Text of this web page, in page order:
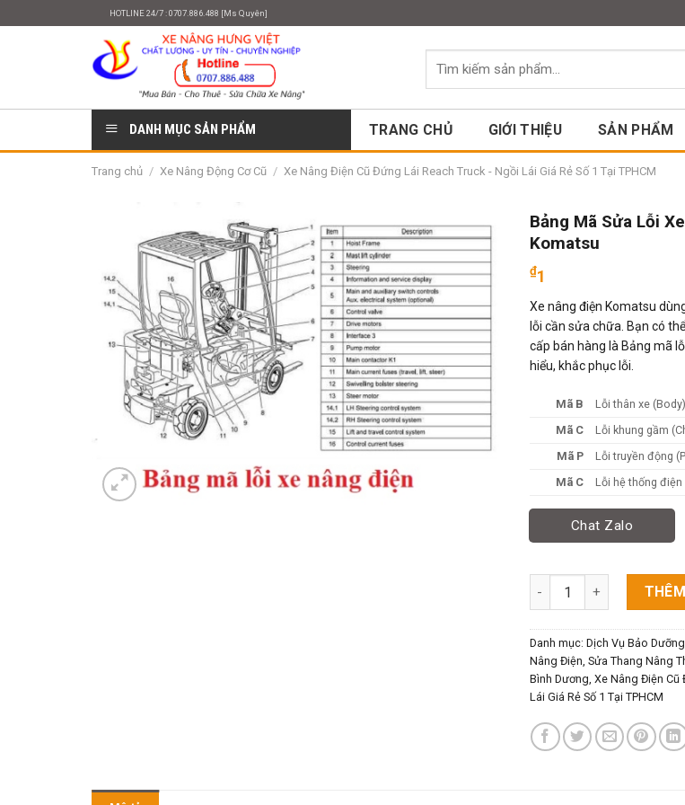
HOTLINE 24/7 : 0707.886.488 [Ms Quyên]
Tìm
DANH MỤC SẢN PHẨM
TRANG CHỦ GIỚI THIỆU SẢN PHẨM
Trang chủ / Xe Nâng Động Cơ Cũ / Xe Nâng Điện Cũ Đứng Lái Reach Truck - Ngồi Lái Giá Rẻ Số 1 Tại TPHCM
Bảng Mã Sửa Lỗi
Komatsu
₫1
Xe nâng điện Komatsu
lỗi cần sửa chữa. Bạn có
cấp bán hàng là Bảng mã
hiểu, khắc phục lỗi.
Mã B
Lỗi thân xe (Body)
Mã C
Lỗi khung gầm
Mã P
Lỗi truyền động
Mã C
Lỗi hệ thống điện
Chat Zalo
Bảng Mã Sửa Lỗi Xe
Danh mục: Dịch Vụ Bảo
Nâng Điện, Sửa Thang Nâng
Bình Dương, Xe Nâng Điện Cũ
Lái Giá Rẻ Số 1 Tại TPHCM